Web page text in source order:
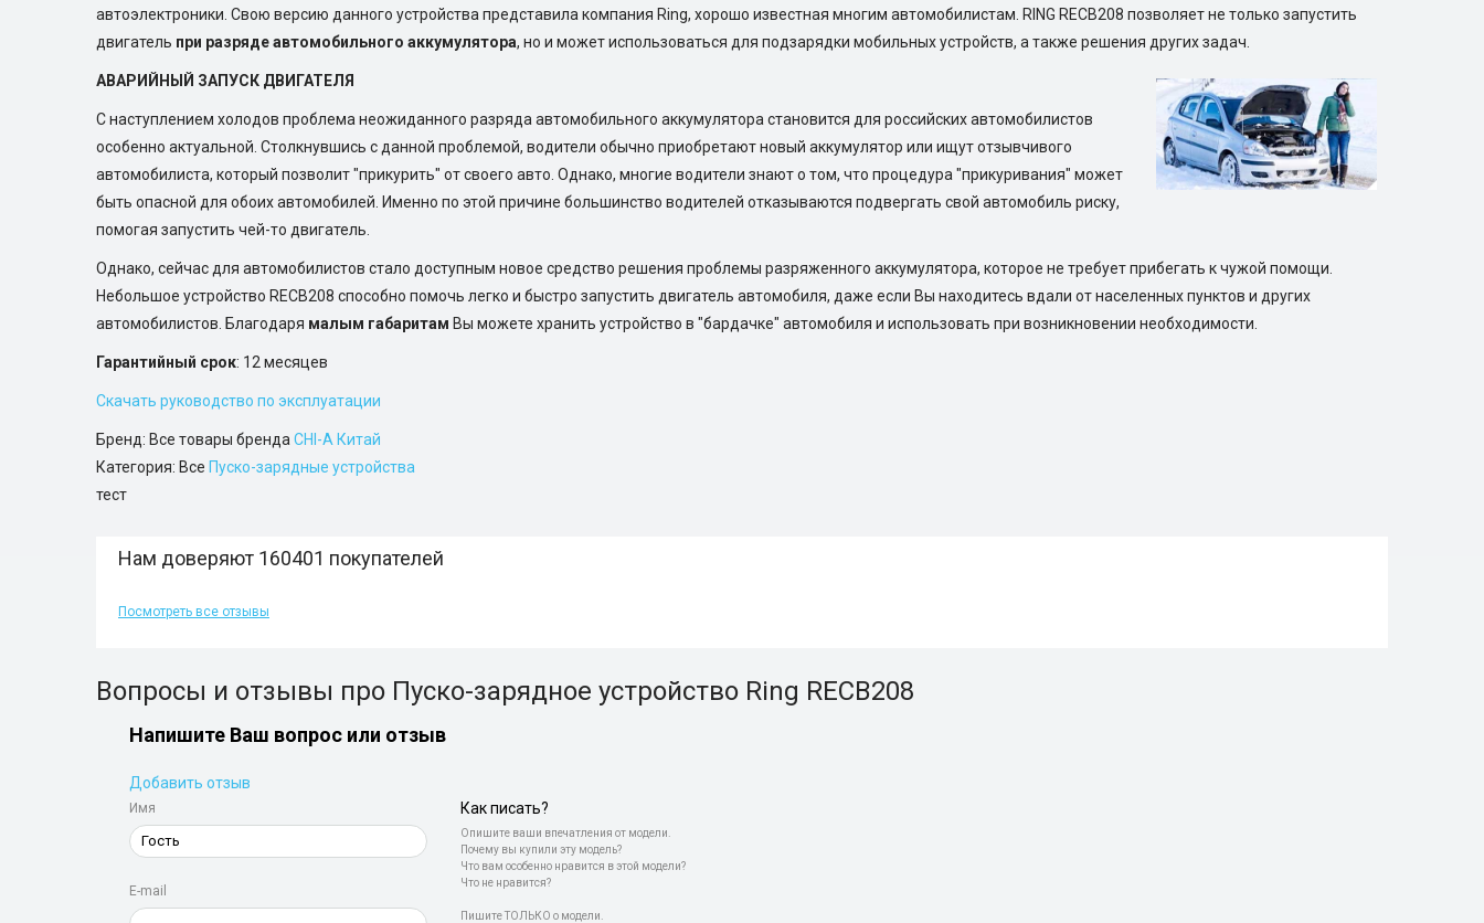
автоэлектроники. Свою версию данного устройства представила компания Ring, хорошо известная многим автомобилистам. RING RECB208 позволяет не только запустить
двигатель при разряде автомобильного аккумулятора, но и может использоваться для подзарядки мобильных устройств, а также решения других задач.
АВАРИЙНЫЙ ЗАПУСК ДВИГАТЕЛЯ
С наступлением холодов проблема неожиданного разряда автомобильного аккумулятора становится для российских автомобилистов
особенно актуальной. Столкнувшись с данной проблемой, водители обычно приобретают новый аккумулятор или ищут отзывчивого
автомобилиста, который позволит "прикурить" от своего авто. Однако, многие водители знают о том, что процедура "прикуривания" может
быть опасной для обоих автомобилей. Именно по этой причине большинство водителей отказываются подвергать свой автомобиль риску,
помогая запустить чей-то двигатель.
Однако, сейчас для автомобилистов стало доступным новое средство решения проблемы разряженного аккумулятора, которое не требует прибегать к чужой помощи.
Небольшое устройство RECB208 способно помочь легко и быстро запустить двигатель автомобиля, даже если Вы находитесь вдали от населенных пунктов и других
автомобилистов. Благодаря малым габаритам Вы можете хранить устройство в "бардачке" автомобиля и использовать при возникновении необходимости.
Гарантийный срок: 12 месяцев
Скачать руководство по эксплуатации
Бренд: Все товары бренда CHI-A Китай
Категория: Все Пуско-зарядные устройства
тест
Нам доверяют 160401 покупателей
Посмотреть все отзывы
Вопросы и отзывы про Пуско-зарядное устройство Ring RECB208
Напишите Ваш вопрос или отзыв
Добавить отзыв
Имя
E-mail
Как писать?
Опишите ваши впечатления от модели.
Почему вы купили эту модель?
Что вам особенно нравится в этой модели?
Что не нравится?
Пишите ТОЛЬКО о модели.